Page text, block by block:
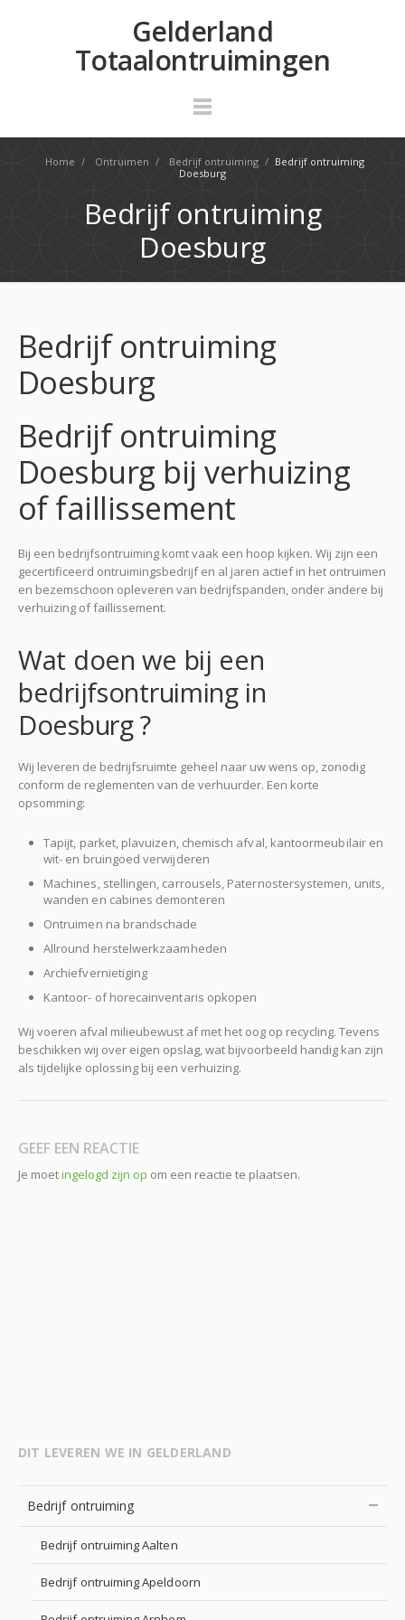
Gelderland
Totaalontruimingen
Home / Ontruimen / Bedrijf ontruiming / Bedrijf ontruiming
Doesburg
Bedrijf ontruiming
Doesburg
Bedrijf ontruiming
Doesburg
Bedrijf ontruiming
Doesburg bij verhuizing
of faillissement
Bij een bedrijfsontruiming komt vaak een hoop kijken. Wij zijn een
gecertificeerd ontruimingsbedrijf en al jaren actief in het ontruimen
en bezemschoon opleveren van bedrijfspanden, onder andere bij
verhuizing of faillissement.
Wat doen we bij een
bedrijfsontruiming in
Doesburg ?
Wij leveren de bedrijfsruimte geheel naar uw wens op, zonodig
conform de reglementen van de verhuurder. Een korte
opsomming:
Tapijt, parket, plavuizen, chemisch afval, kantoormeubilair en
wit- en bruingoed verwijderen
Machines, stellingen, carrousels, Paternostersystemen, units,
wanden en cabines demonteren
Ontruimen na brandschade
Allround herstelwerkzaamheden
Archiefvernietiging
Kantoor- of horecainventaris opkopen
Wij voeren afval milieubewust af met het oog op recycling. Tevens
beschikken wij over eigen opslag, wat bijvoorbeeld handig kan zijn
als tijdelijke oplossing bij een verhuizing.
GEEF EEN REACTIE
Je moetingelogd zijn op om een reactie te plaatsen.
DIT LEVEREN WE IN GELDERLAND
Bedrijf ontruiming
Bedrijf ontruiming Aalten
Bedrijf ontruiming Apeldoorn